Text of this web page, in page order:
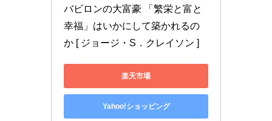
バビロンの大富豪 「繁栄と富と
幸福」はいかにして築かれるの
か [ ジョージ・S．クレイソン ]
楽天市場
Yahoo!ショッピング